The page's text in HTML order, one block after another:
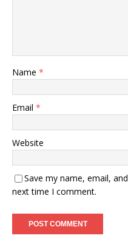
Name *
Email *
Website
Save my name, email,
next time I comment.